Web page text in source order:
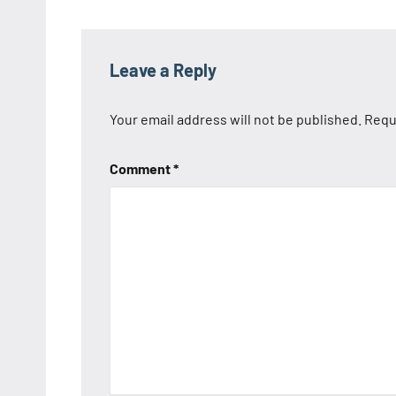
Leave a Reply
Your email address will not be published.
Comment*